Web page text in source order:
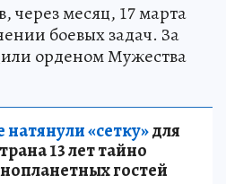
месяц, 17 марта
боевых задач. За
орденом Мужества
«сетку»для
13 лет тайно
гостей